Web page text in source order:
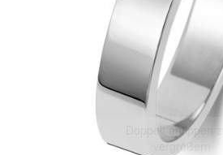
Doppelt antippen
vergrößern